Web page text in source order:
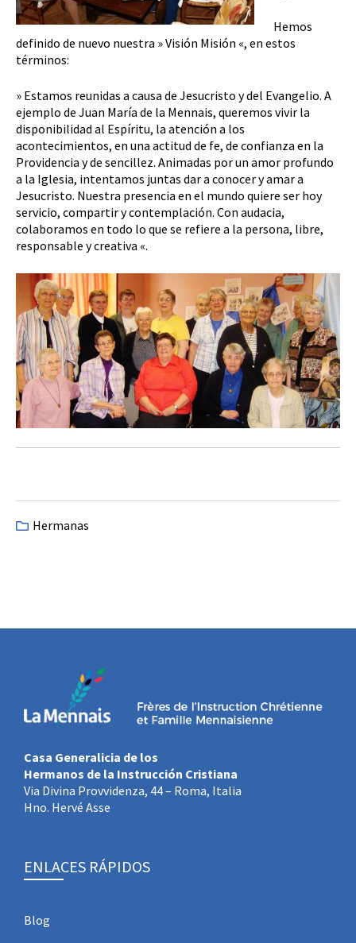
Hemos
definido de nuevo nuestra » Visión Misión «, en estos
términos:
» Estamos reunidas a causa de Jesucristo y del Evangelio. A
ejemplo de Juan María de la Mennais, queremos vivir la
disponibilidad al Espíritu, la atención a los
acontecimientos, en una actitud de fe, de confianza en la
Providencia y de sencillez. Animadas por un amor profundo
a la Iglesia, intentamos juntas dar a conocer y amar a
Jesucristo. Nuestra presencia en el mundo quiere ser hoy
servicio, compartir y contemplación. Con audacia,
colaboramos en todo lo que se refiere a la persona, libre,
responsable y creativa «.
Hermanas
Casa Generalicia de los
Hermanos de la Instrucción Cristiana
Via Divina Provvidenza, 44 – Roma, Italia
Hno. Hervé Asse
ENLACES RÁPIDOS
Blog